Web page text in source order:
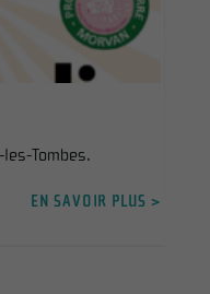
Tombes.
EN SAVOIR PLUS >